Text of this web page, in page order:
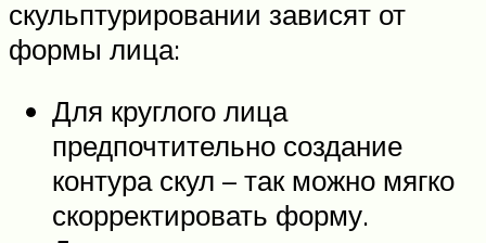
скульптурировании зависят от
формы лица:
Для круглого лица
предпочтительно создание
контура скул – так можно мягко
скорректировать форму.